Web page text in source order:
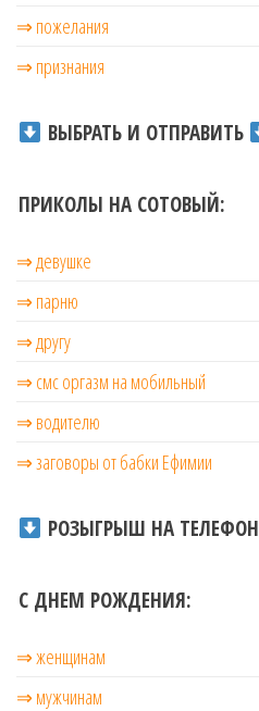
⇒ пожелания
⇒ признания
ВЫБРАТЬ И ОТПРАВИТЬ
ПРИКОЛЫ НА СОТОВЫЙ:
⇒ девушке
⇒ парню
⇒ другу
⇒ смс оргазм на мобильный
⇒ водителю
⇒ заговоры от бабки Ефимии
РОЗЫГРЫШ НА ТЕЛЕФОН
С ДНЕМ РОЖДЕНИЯ:
⇒ женщинам
⇒ мужчинам